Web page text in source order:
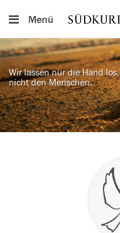
Menü
Wir lassen nur die Hand los,
nicht den Menschen.